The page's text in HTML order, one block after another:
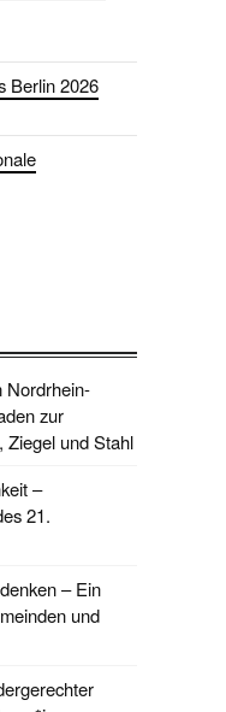
Berlin 2026
Nordrhein-
zur
Ziegel und Stahl
–
21.
– Ein
und